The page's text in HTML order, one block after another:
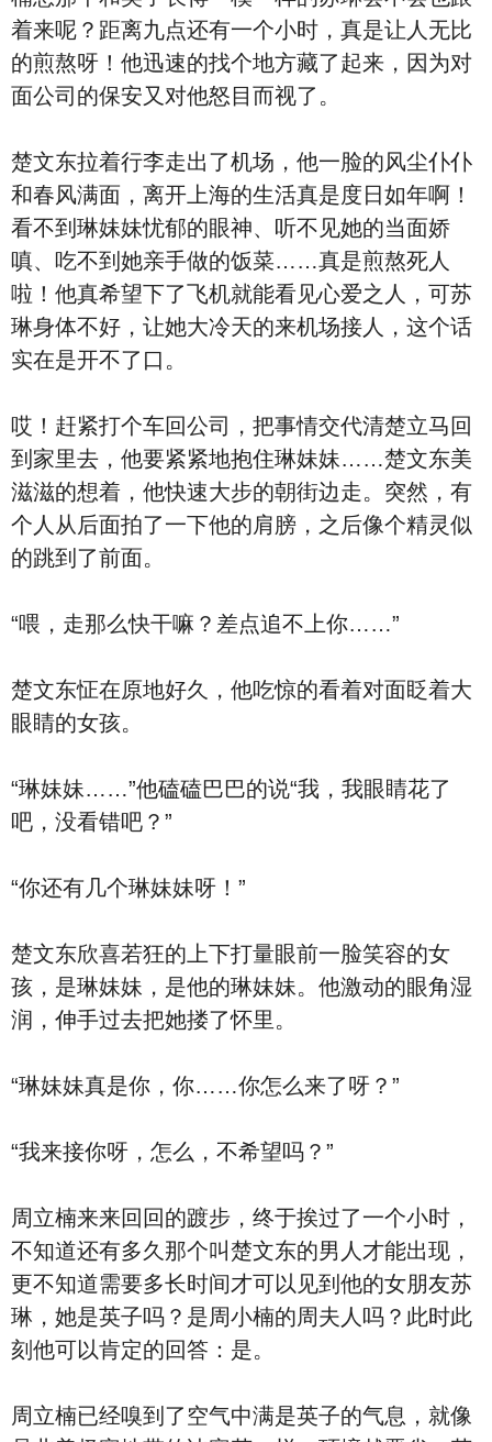
着来呢？距离九点还有一个小时，真是让人无比
的煎熬呀！他迅速的找个地方藏了起来，因为对
面公司的保安又对他怒目而视了。
楚文东拉着行李走出了机场，他一脸的风尘仆仆
和春风满面，离开上海的生活真是度日如年啊！
看不到琳妹妹忧郁的眼神、听不见她的当面娇
嗔、吃不到她亲手做的饭菜……真是煎熬死人
啦！他真希望下了飞机就能看见心爱之人，可苏
琳身体不好，让她大冷天的来机场接人，这个话
实在是开不了口。
哎！赶紧打个车回公司，把事情交代清楚立马回
到家里去，他要紧紧地抱住琳妹妹……楚文东美
滋滋的想着，他快速大步的朝街边走。突然，有
个人从后面拍了一下他的肩膀，之后像个精灵似
的跳到了前面。
“喂，走那么快干嘛？差点追不上你……”
楚文东怔在原地好久，他吃惊的看着对面眨着大
眼睛的女孩。
“琳妹妹……”他磕磕巴巴的说“我，我眼睛花了
吧，没看错吧？”
“你还有几个琳妹妹呀！”
楚文东欣喜若狂的上下打量眼前一脸笑容的女
孩，是琳妹妹，是他的琳妹妹。他激动的眼角湿
润，伸手过去把她搂了怀里。
“琳妹妹真是你，你……你怎么来了呀？”
“我来接你呀，怎么，不希望吗？”
周立楠来来回回的踱步，终于挨过了一个小时，
不知道还有多久那个叫楚文东的男人才能出现，
更不知道需要多长时间才可以见到他的女朋友苏
琳，她是英子吗？是周小楠的周夫人吗？此时此
刻他可以肯定的回答：是。
周立楠已经嗅到了空气中满是英子的气息，就像